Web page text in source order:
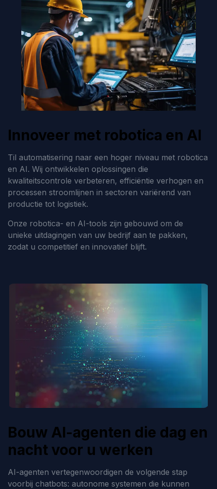
Innoveer met robotica en AI
Til automatisering naar een hoger niveau met robotica
en AI. Wij ontwikkelen oplossingen die
kwaliteitscontrole verbeteren, efficiëntie verhogen en
processen stroomlijnen in sectoren variërend van
productie tot logistiek.
Onze robotica- en AI-tools zijn gebouwd om de
unieke uitdagingen van uw bedrijf aan te pakken,
zodat u competitief en innovatief blijft.
Bouw AI-agenten die dag en
nacht voor u werken
AI-agenten vertegenwoordigen de volgende stap
voorbij chatbots: autonome systemen die kunnen